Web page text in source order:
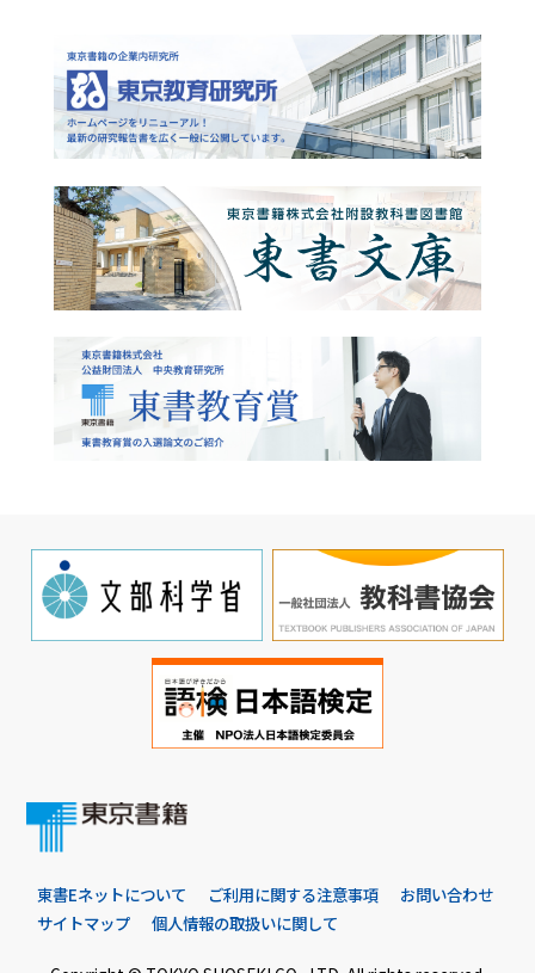
東書Eネットについて ご利用に関する注意事項
お問い合わせ
サイトマップ
個人情報の取扱いに関して